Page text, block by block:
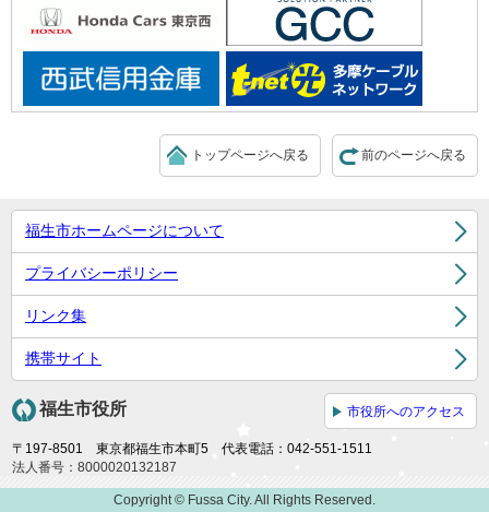
前のページへ戻る
トップページへ戻る
福生市ホームページについて
プライバシーポリシー
リンク集
携帯サイト
福生市役所 市役所へのアクセス
〒197-8501 東京都福生市本町5 代表電話：042-551-1511
法人番号：8000020132187
Copyright © Fussa City. All Rights Reserved.